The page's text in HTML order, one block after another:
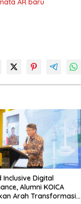
AR baru
Inclusive Digital
Alumni KOICA
Arah Transformasi